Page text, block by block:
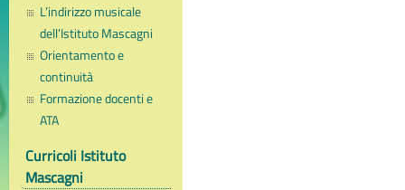
L’indirizzo musicale
dell’Istituto Mascagni
Orientamento e
continuità
Formazione docenti e
ATA
Curricoli Istituto
Mascagni